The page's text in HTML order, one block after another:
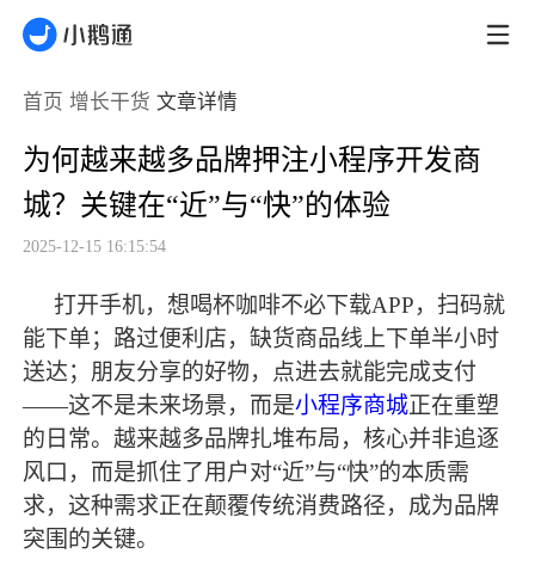
首页 增长干货 文章详情
为何越来越多品牌押注小程序开发商
城？关键在“近”与“快”的体验
2025-12-15 16:15:54
打开手机，想喝杯咖啡不必下载APP，扫码就
能下单；路过便利店，缺货商品线上下单半小时
送达；朋友分享的好物，点进去就能完成支付
——这不是未来场景，而是小程序商城正在重塑
的日常。越来越多品牌扎堆布局，核心并非追逐
风口，而是抓住了用户对“近”与“快”的本质需
求，这种需求正在颠覆传统消费路径，成为品牌
突围的关键。